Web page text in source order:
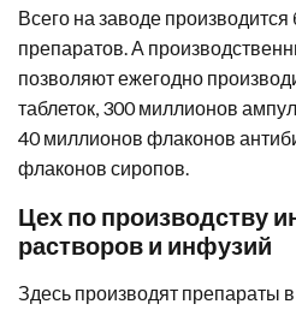
Всего на заводе
препаратов. А
позволяют ежегодно
таблеток, 300 миллионов
40 миллионов флаконов
флаконов сиропов.
Цех по производству
растворов и инфузий
Здесь производят препараты